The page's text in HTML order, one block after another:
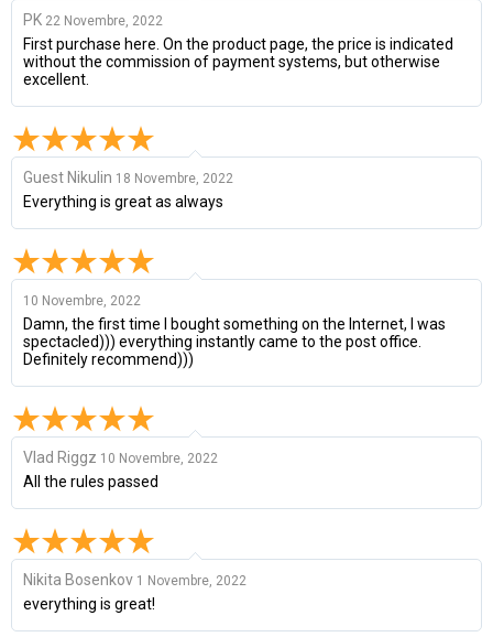
PK 22 Novembre, 2022
First purchase here. On the product page, the price is indicated
without the commission of payment systems, but otherwise
excellent.
Guest Nikulin 18 Novembre, 2022
Everything is great as always
10 Novembre, 2022
Damn, the first time I bought something on the Internet, I was
spectacled))) everything instantly came to the post office.
Definitely recommend)))
Vlad Riggz 10 Novembre, 2022
All the rules passed
Nikita Bosenkov 1 Novembre, 2022
everything is great!